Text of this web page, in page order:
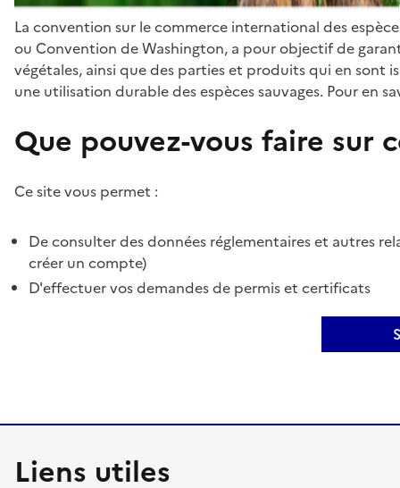
La convention sur le commerce international des
ou Convention de Washington, a pour objectif de
végétales, ainsi que des parties et produits qui en sont
une utilisation durable des espèces sauvages. Pour en
Que pouvez-vous faire sur
Ce site vous permet :
De consulter des données réglementaires et autres
créer un compte)
D'effectuer vos demandes de permis et certificats
Liens utiles